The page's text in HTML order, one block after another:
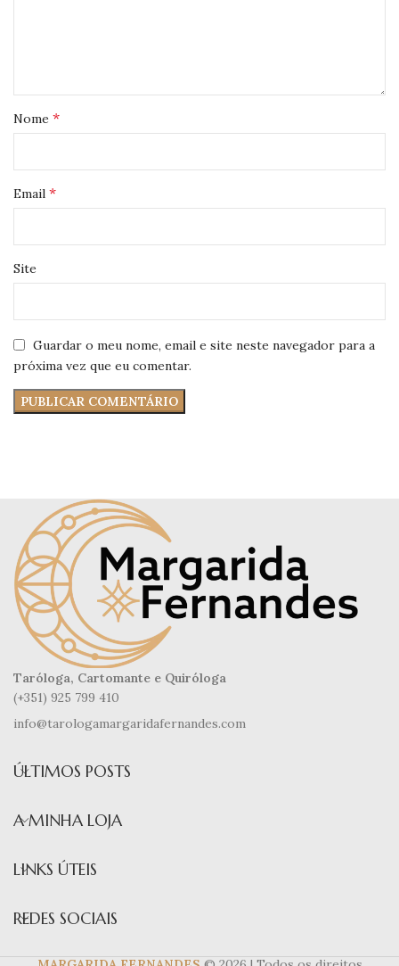
Nome *
Email *
Site
Guardar o meu nome, email e site neste navegador para a
próxima vez que eu comentar.
Taróloga, Cartomante e Quiróloga
(+351) 925 799 410
info@tarologamargaridafernandes.com
ÚLTIMOS POSTS
A MINHA LOJA
LINKS ÚTEIS
REDES SOCIAIS